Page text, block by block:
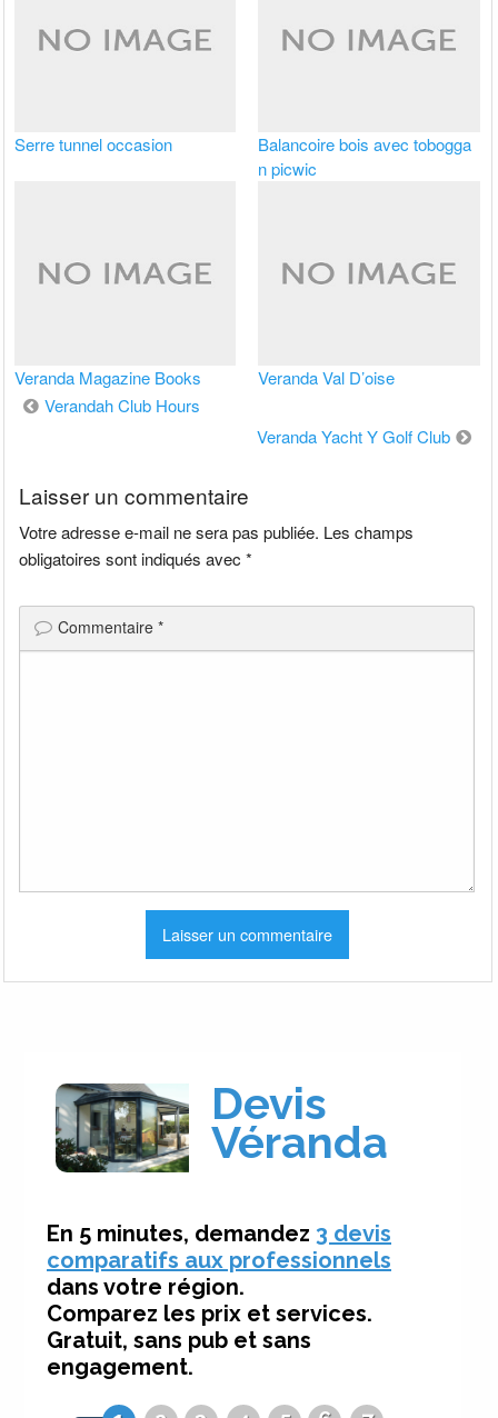
Serre tunnel occasion
Balancoire bois avec tobogga
n picwic
Veranda Magazine Books Veranda Val D’oise
Navigation
Verandah Club Hours
Veranda Yacht Y Golf Club
Laisser un commentaire
Votre adresse e-mail ne sera pas publiée. Les champs
obligatoires sont indiqués avec*
Commentaire*